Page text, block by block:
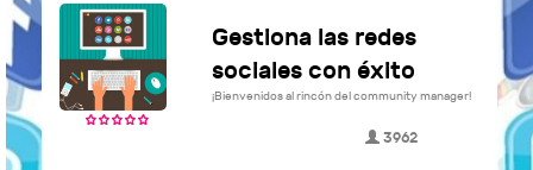
Gestiona las redes
sociales con éxito
¡Bienvenidos al rincón del community manager!
3962